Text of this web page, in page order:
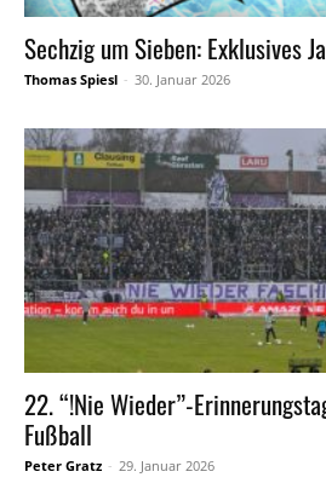
Sechzig um Sieben: Exklusives
Thomas Spiesl - 30. Januar 2026
22. “!Nie Wieder”-
Fußball
Peter Gratz - 29. Januar 2026